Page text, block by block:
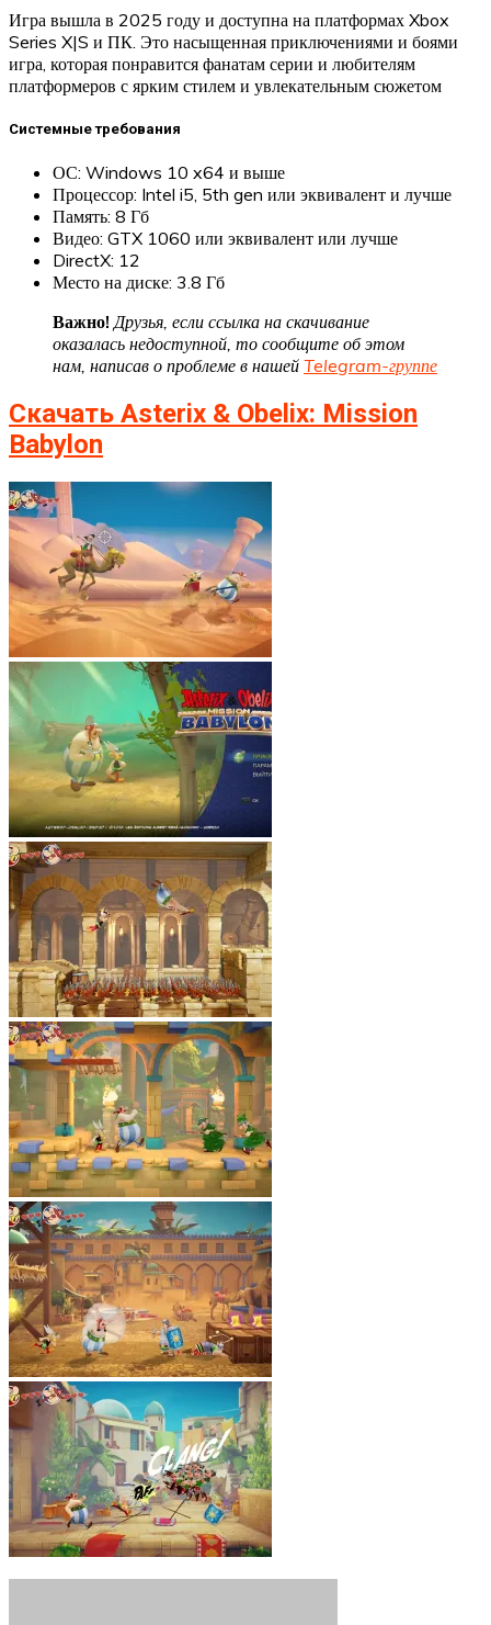
Игра вышла в 2025 году и доступна на платформах Xbox
Series X|S и ПК. Это насыщенная приключениями и боями
игра, которая понравится фанатам серии и любителям
платформеров с ярким стилем и увлекательным сюжетом
Системные требования
ОС: Windows 10 x64 и выше
Процессор: Intel i5, 5th gen или эквивалент и лучше
Память: 8 Гб
Видео: GTX 1060 или эквивалент или лучше
DirectX: 12
Место на диске: 3.8 Гб
Важно!Друзья, если ссылка на скачивание
оказалась недоступной, то сообщите об этом
нам, написав о проблеме в нашей Telegram-группе
Скачать Asterix & Obelix: Mission
Babylon